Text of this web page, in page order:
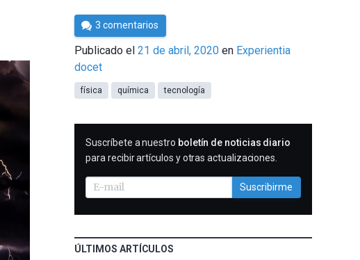
Por
César
Tomé
3 comentarios
Publicado el21 de abril, 2020 en Experientia
docet
física química tecnología
SUSCRIBIRME
Suscríbete a nuestro boletín de noticias diario
para recibir artículos y otras actualizaciones.
Suscribirme
ÚLTIMOS ARTÍCULOS